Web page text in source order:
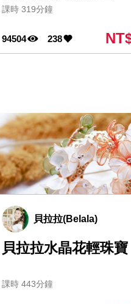
課時 319分鐘
94504 238
貝拉拉(Belala)
貝拉拉水晶花輕珠寶
課時 443分鐘